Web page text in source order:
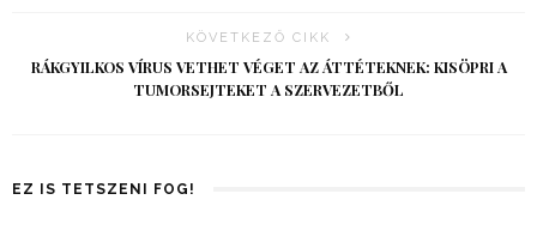
KÖVETKEZŐ CIKK
RÁKGYILKOS VÍRUS VETHET VÉGET AZ ÁTTÉTEKNEK: KISÖPRI A
TUMORSEJTEKET A SZERVEZETBŐL
EZ IS TETSZENI FOG!